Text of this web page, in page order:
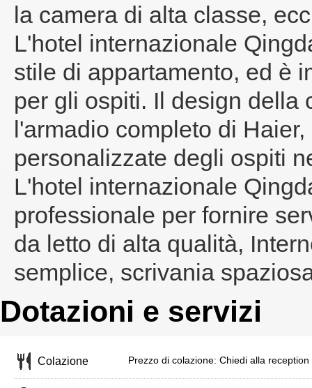
la camera di alta classe,
L'hotel internazionale
stile di appartamento, ed è
per gli ospiti. Il design della
l'armadio completo di
personalizzate degli ospiti
L'hotel internazionale
professionale per fornire
da letto di alta qualità,
semplice, scrivania
Dotazioni e servizi
Colazione Prezzo di colazione: Chiedi alla